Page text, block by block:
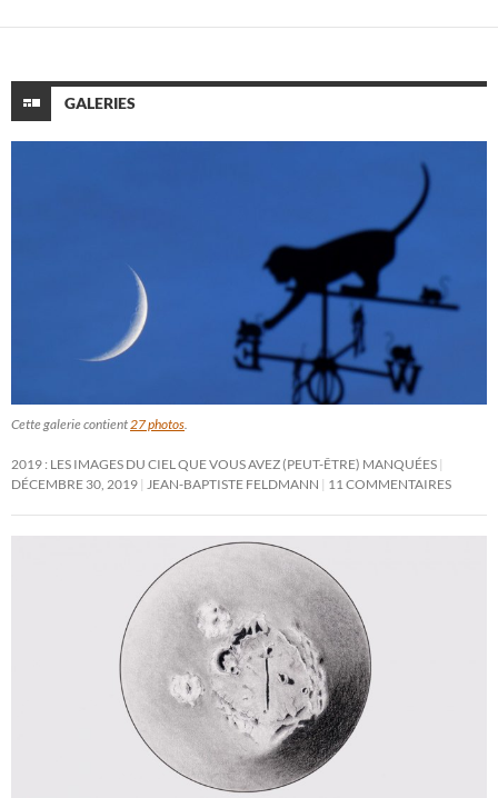
GALERIES
Cette galerie contient 27 photos
2019 : LES IMAGES DU CIEL QUE VOUS AVEZ (PEUT-ÊTRE) MANQUÉES
DÉCEMBRE 30, 2019
JEAN-BAPTISTE FELDMANN 11 COMMENTAIRES